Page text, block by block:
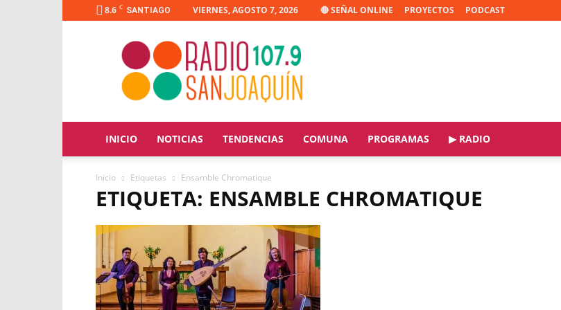
8.6 C SANTIAGO VIERNES, AGOSTO 7, 2026 🔴 SEÑAL ONLINE PROYECTOS PODCAST
Radio
Joaquín
INICIO NOTICIAS TENDENCIAS COMUNA PROGRAMAS ▶ RADIO
Inicio Etiquetas Ensamble Chromatique
ETIQUETA: ENSAMBLE CHROMATIQUE